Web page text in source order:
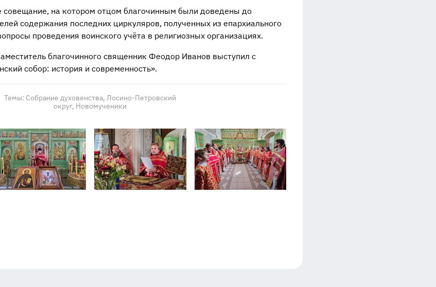
совещание, на котором отцом благочинным были доведены до
содержания последних циркуляров, полученных из епархиального
проведения воинского учёта в религиозных организациях.
благочинного священник Феодор Иванов выступил с
собор: история и современность».
Темы: Собрание духовенства, Лосино-Петровский
округ, Новомученики